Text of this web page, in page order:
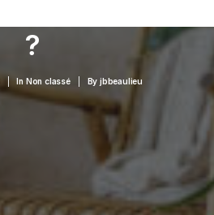
?
In Non classé Byjbbeaulieu